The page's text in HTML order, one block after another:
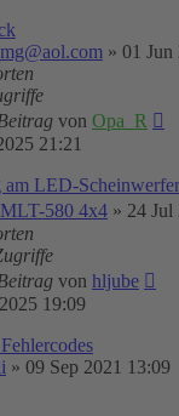
» 01 Jun
von Opa_R
21:21
am LED-
580 4x4 » 24 Jul
von hljube
19:09
» 09 Sep 2021 13:09